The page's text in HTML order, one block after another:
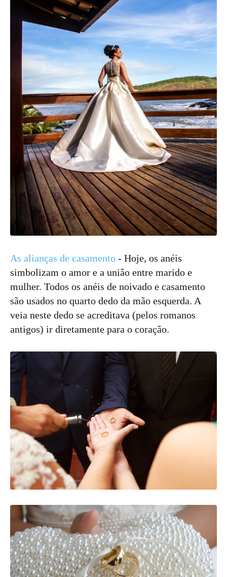
As alianças de casamento - Hoje, os anéis
simbolizam o amor e a união entre marido e
mulher. Todos os anéis de noivado e casamento
são usados no quarto dedo da mão esquerda. A
veia neste dedo se acreditava (pelos romanos
antigos) ir diretamente para o coração.